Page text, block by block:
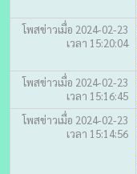
โพสข่าวเมื่อ 2024-02-23
เวลา 15:20:04
โพสข่าวเมื่อ 2024-02-23
เวลา 15:16:45
โพสข่าวเมื่อ 2024-02-23
เวลา 15:14:56